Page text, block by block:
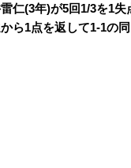
仁(3年)が5回1/3を1
ら1点を返して1-1の